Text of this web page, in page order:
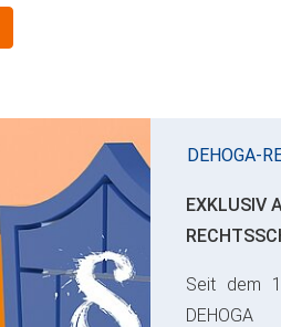
DEHOGA-
EXKLUSIV
Seit dem